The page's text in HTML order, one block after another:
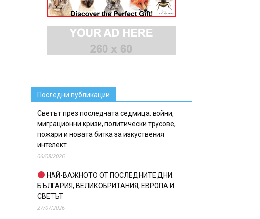
Последни публикации
Светът през последната седмица: войни,
миграционни кризи, политически трусове,
пожари и новата битка за изкуствения
интелект
06/08/2026
НАЙ-ВАЖНОТО ОТ ПОСЛЕДНИТЕ ДНИ:
БЪЛГАРИЯ, ВЕЛИКОБРИТАНИЯ, ЕВРОПА И
СВЕТЪТ
27/07/2026